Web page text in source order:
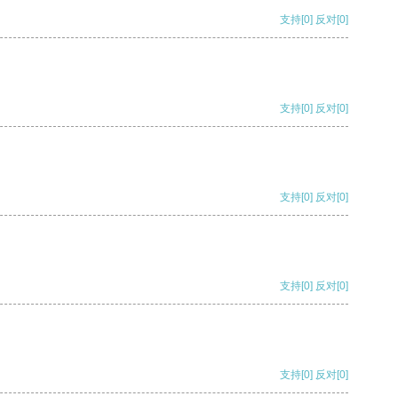
支持[0] 反对[0]
支持[0] 反对[0]
支持[0] 反对[0]
支持[0] 反对[0]
支持[0] 反对[0]